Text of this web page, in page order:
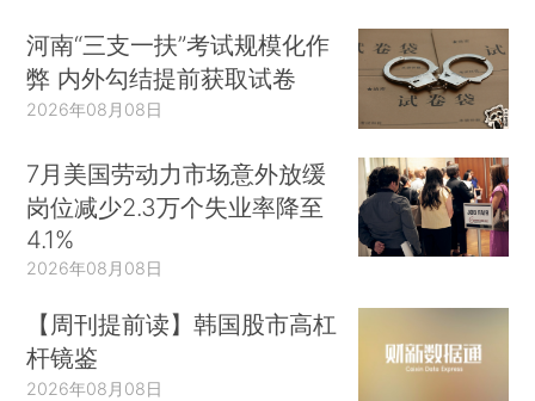
河南“三支一扶”考试规模化作
弊 内外勾结提前获取试卷
2026年08月08日
7月美国劳动力市场意外放缓
岗位减少2.3万个失业率降至
4.1%
2026年08月08日
【周刊提前读】韩国股市高杠
杆镜鉴
2026年08月08日